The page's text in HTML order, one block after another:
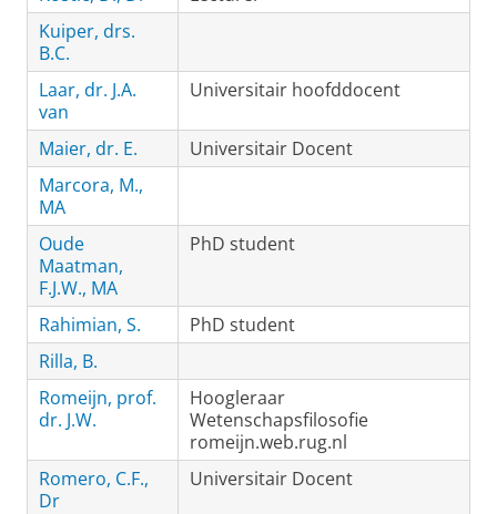
Kuiper, drs.
B.C.
Laar, dr. J.A.
van
Universitair hoofddocent
Maier, dr. E.
Universitair Docent
Marcora, M.,
MA
Oude
Maatman,
F.J.W., MA
PhD student
Rahimian, S.
PhD student
Rilla, B.
Romeijn, prof.
dr. J.W.
Hoogleraar
Wetenschapsfilosofie
romeijn.web.rug.nl
Romero, C.F.,
Dr
Universitair Docent